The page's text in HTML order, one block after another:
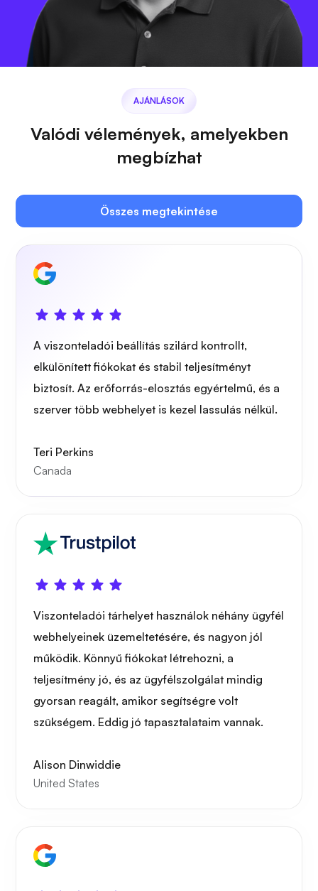
AJÁNLÁSOK
Valódi vélemények, amelyekben
megbízhat
Összes megtekintése
A viszonteladói beállítás szilárd kontrollt,
elkülönített fiókokat és stabil teljesítményt
biztosít. Az erőforrás-elosztás egyértelmű, és a
szerver több webhelyet is kezel lassulás nélkül.
Teri Perkins
Canada
Viszonteladói tárhelyet használok néhány ügyfél
webhelyeinek üzemeltetésére, és nagyon jól
működik. Könnyű fiókokat létrehozni, a
teljesítmény jó, és az ügyfélszolgálat mindig
gyorsan reagált, amikor segítségre volt
szükségem. Eddig jó tapasztalataim vannak.
Alison Dinwiddie
United States